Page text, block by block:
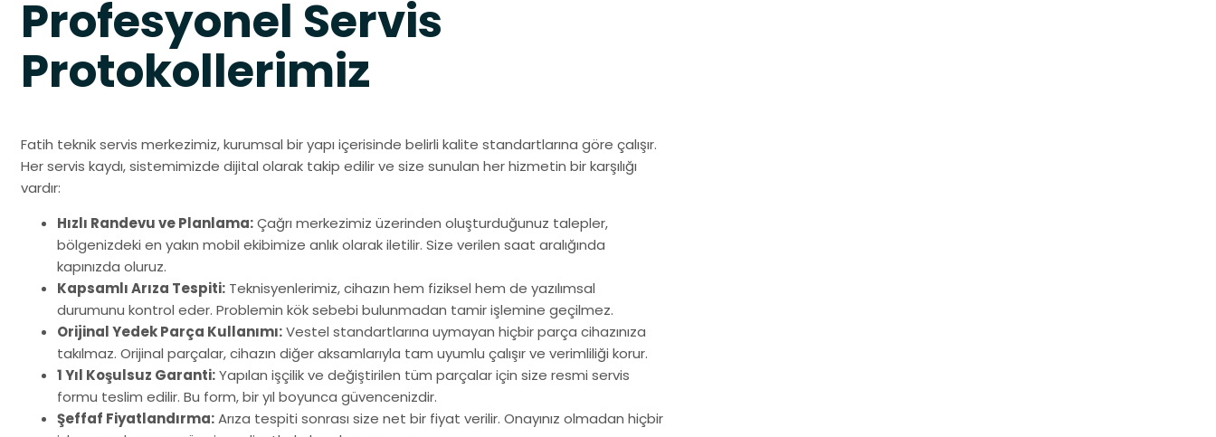
Profesyonel Servis
Protokollerimiz
Fatih teknik servis merkezimiz, kurumsal bir yapı içerisinde belirli kalite standartlarına göre çalışır.
Her servis kaydı, sistemimizde dijital olarak takip edilir ve size sunulan her hizmetin bir karşılığı
vardır:
Hızlı Randevu ve Planlama:Çağrı merkezimiz üzerinden oluşturduğunuz talepler,
bölgenizdeki en yakın mobil ekibimize anlık olarak iletilir. Size verilen saat aralığında
kapınızda oluruz.
Kapsamlı Arıza Tespiti: Teknisyenlerimiz, cihazın hem fiziksel hem de yazılımsal
durumunu kontrol eder. Problemin kök sebebi bulunmadan tamir işlemine geçilmez.
Orijinal Yedek Parça Kullanımı:Vestel standartlarına uymayan hiçbir parça cihazınıza
takılmaz. Orijinal parçalar, cihazın diğer aksamlarıyla tam uyumlu çalışır ve verimliliği korur.
1 Yıl Koşulsuz Garanti:Yapılan işçilik ve değiştirilen tüm parçalar için size resmi servis
formu teslim edilir. Bu form, bir yıl boyunca güvencenizdir.
Şeffaf Fiyatlandırma:Arıza tespiti sonrası size net bir fiyat verilir. Onayınız olmadan hiçbir